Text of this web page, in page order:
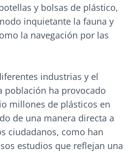
y bolsas de plástico,
inquietante la fauna y
la navegación por las
industrias y el
población ha provocado
millones de plásticos en
de una manera directa a
ciudadanos, como han
estudios que reflejan una